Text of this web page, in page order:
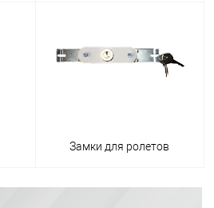
Замки для ролетов